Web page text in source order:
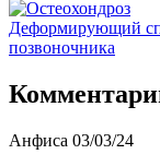
Деформирующий
позвоночника
Анфиса 03/03/24